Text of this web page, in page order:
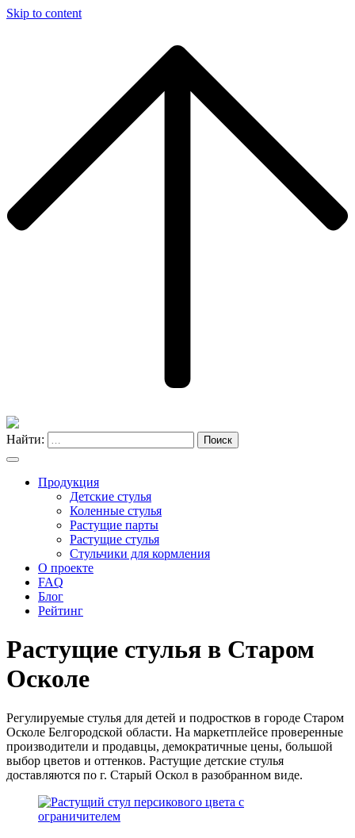
Skip to content
Найти: Поиск
Продукция
Детские стулья
Коленные стулья
Растущие парты
Растущие стулья
Стульчики для кормления
О проекте
FAQ
Блог
Рейтинг
Растущие стулья в Старом
Осколе
Регулируемые стулья для детей и подростков в городе Старом
Осколе Белгородской области. На маркетплейсе проверенные
производители и продавцы, демократичные цены, большой
выбор цветов и оттенков. Растущие детские стулья
доставляются по г. Старый Оскол в разобранном виде.